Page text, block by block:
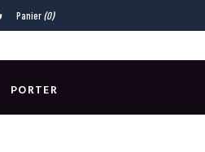
Panier (0)
PORTER